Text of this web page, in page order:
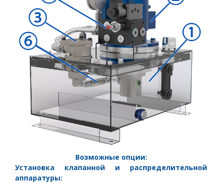
Возможные опции:
Установка клапанной и распределительной
аппаратуры: